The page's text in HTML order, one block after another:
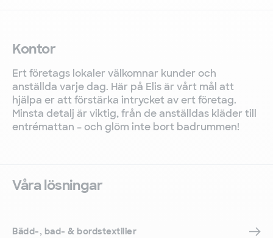
Kontor
Ert företags lokaler välkomnar kunder och
anställda varje dag. Här på Elis är vårt mål att
hjälpa er att förstärka intrycket av ert företag.
Minsta detalj är viktig, från de anställdas kläder till
entrémattan – och glöm inte bort badrummen!
Våra lösningar
Bädd-, bad- & bordstextilier